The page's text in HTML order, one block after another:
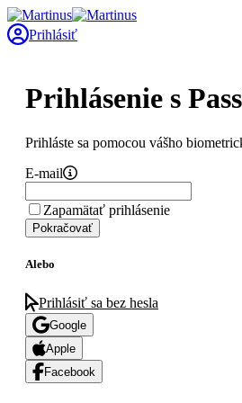
Prihlásiť
Prihlásenie s
Prihláste sa pomocou vášho
E-mail
Zapamätať prihlásenie
Pokračovať
Alebo
Prihlásiť sa bez hesla
Google
Apple
Facebook